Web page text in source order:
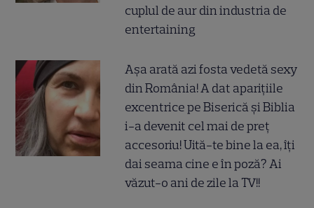
cuplul de aur din industria de
entertaining
Așa arată azi fosta vedetă sexy
din România! A dat aparițiile
excentrice pe Biserică și Biblia
i-a devenit cel mai de preț
accesoriu! Uită-te bine la ea, îți
dai seama cine e în poză? Ai
văzut-o ani de zile la TV!!